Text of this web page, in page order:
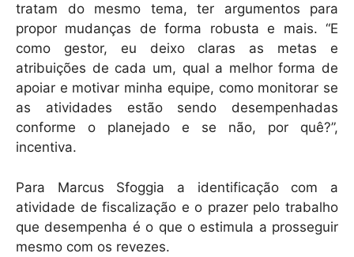
tratam do mesmo tema, ter argumentos para
propor mudanças de forma robusta e mais. “E
como gestor, eu deixo claras as metas e
atribuições de cada um, qual a melhor forma de
apoiar e motivar minha equipe, como monitorar se
as atividades estão sendo desempenhadas
conforme o planejado e se não, por quê?”,
incentiva.
Para Marcus Sfoggia a identificação com a
atividade de fiscalização e o prazer pelo trabalho
que desempenha é o que o estimula a prosseguir
mesmo com os revezes.